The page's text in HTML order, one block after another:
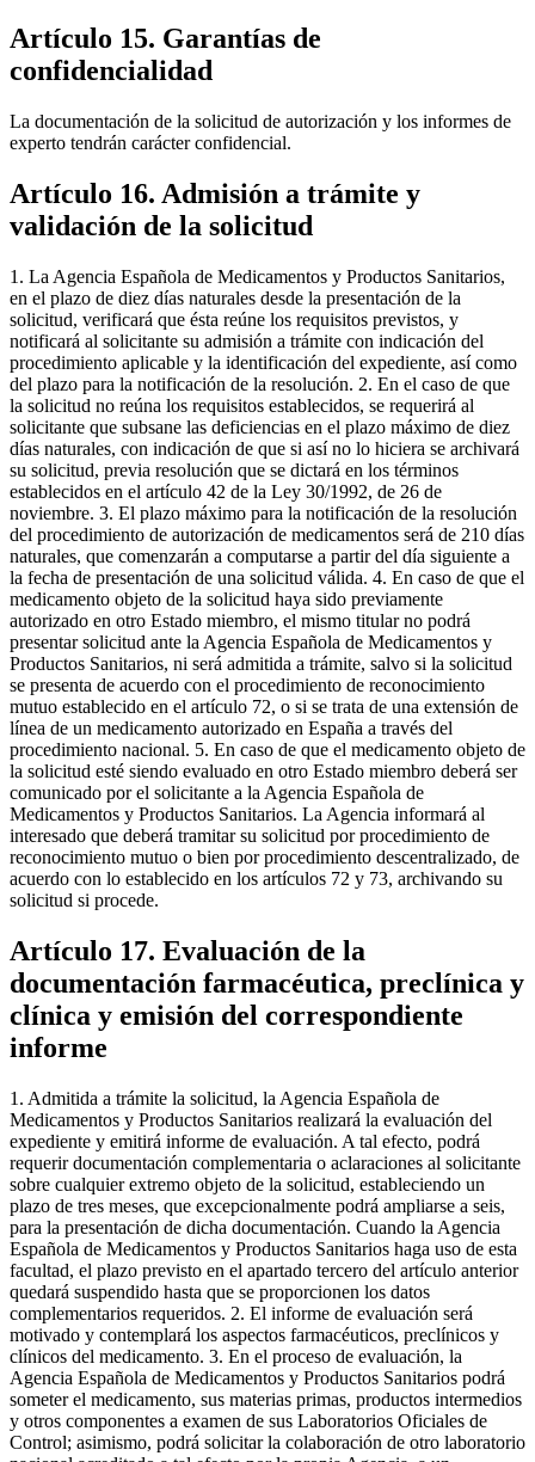
Artículo 15. Garantías de
confidencialidad
La documentación de la solicitud de autorización y los informes de
experto tendrán carácter confidencial.
Artículo 16. Admisión a trámite y
validación de la solicitud
1. La Agencia Española de Medicamentos y Productos Sanitarios,
en el plazo de diez días naturales desde la presentación de la
solicitud, verificará que ésta reúne los requisitos previstos, y
notificará al solicitante su admisión a trámite con indicación del
procedimiento aplicable y la identificación del expediente, así como
del plazo para la notificación de la resolución. 2. En el caso de que
la solicitud no reúna los requisitos establecidos, se requerirá al
solicitante que subsane las deficiencias en el plazo máximo de diez
días naturales, con indicación de que si así no lo hiciera se archivará
su solicitud, previa resolución que se dictará en los términos
establecidos en el artículo 42 de la Ley 30/1992, de 26 de
noviembre. 3. El plazo máximo para la notificación de la resolución
del procedimiento de autorización de medicamentos será de 210 días
naturales, que comenzarán a computarse a partir del día siguiente a
la fecha de presentación de una solicitud válida. 4. En caso de que el
medicamento objeto de la solicitud haya sido previamente
autorizado en otro Estado miembro, el mismo titular no podrá
presentar solicitud ante la Agencia Española de Medicamentos y
Productos Sanitarios, ni será admitida a trámite, salvo si la solicitud
se presenta de acuerdo con el procedimiento de reconocimiento
mutuo establecido en el artículo 72, o si se trata de una extensión de
línea de un medicamento autorizado en España a través del
procedimiento nacional. 5. En caso de que el medicamento objeto de
la solicitud esté siendo evaluado en otro Estado miembro deberá ser
comunicado por el solicitante a la Agencia Española de
Medicamentos y Productos Sanitarios. La Agencia informará al
interesado que deberá tramitar su solicitud por procedimiento de
reconocimiento mutuo o bien por procedimiento descentralizado, de
acuerdo con lo establecido en los artículos 72 y 73, archivando su
solicitud si procede.
Artículo 17. Evaluación de la
documentación farmacéutica, preclínica y
clínica y emisión del correspondiente
informe
1. Admitida a trámite la solicitud, la Agencia Española de
Medicamentos y Productos Sanitarios realizará la evaluación del
expediente y emitirá informe de evaluación. A tal efecto, podrá
requerir documentación complementaria o aclaraciones al solicitante
sobre cualquier extremo objeto de la solicitud, estableciendo un
plazo de tres meses, que excepcionalmente podrá ampliarse a seis,
para la presentación de dicha documentación. Cuando la Agencia
Española de Medicamentos y Productos Sanitarios haga uso de esta
facultad, el plazo previsto en el apartado tercero del artículo anterior
quedará suspendido hasta que se proporcionen los datos
complementarios requeridos. 2. El informe de evaluación será
motivado y contemplará los aspectos farmacéuticos, preclínicos y
clínicos del medicamento. 3. En el proceso de evaluación, la
Agencia Española de Medicamentos y Productos Sanitarios podrá
someter el medicamento, sus materias primas, productos intermedios
y otros componentes a examen de sus Laboratorios Oficiales de
Control; asimismo, podrá solicitar la colaboración de otro laboratorio